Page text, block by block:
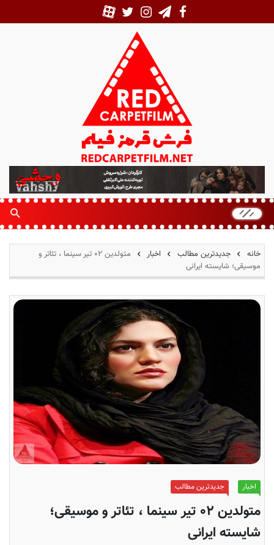
ر
ش
ر
م
ز
خانه جدیدترین مطالب اخبار
متولدین ۰۲ تیر سینما ، تئاتر و
موسیقی؛ شایسته ایرانی
اخبار جدیدترین مطالب
متولدین ۰۲ تیر سینما ، تئاتر و موسیقی؛
شایسته ایرانی